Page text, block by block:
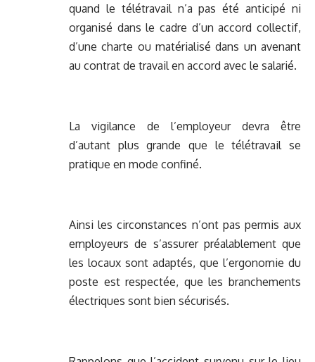
quand le télétravail n’a pas été anticipé ni
organisé dans le cadre d’un accord collectif,
d’une charte ou matérialisé dans un avenant
au contrat de travail en accord avec le salarié.
La vigilance de l’employeur devra être
d’autant plus grande que le télétravail se
pratique en mode confiné.
Ainsi les circonstances n’ont pas permis aux
employeurs de s’assurer préalablement que
les locaux sont adaptés, que l’ergonomie du
poste est respectée, que les branchements
électriques sont bien sécurisés.